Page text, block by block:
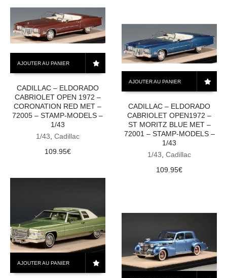
AJOUTER AU PANIER
CADILLAC – ELDORADO
CABRIOLET OPEN 1972 –
CORONATION RED MET –
72005 – STAMP-MODELS –
1/43
1/43 Cadillac
109.95€
AJOUTER AU PANIER
CADILLAC – ELDORADO
CABRIOLET OPEN1972 –
ST MORITZ BLUE MET –
72001 – STAMP-MODELS –
1/43
1/43 ,Cadillac
109.95€
AJOUTER AU PANIER